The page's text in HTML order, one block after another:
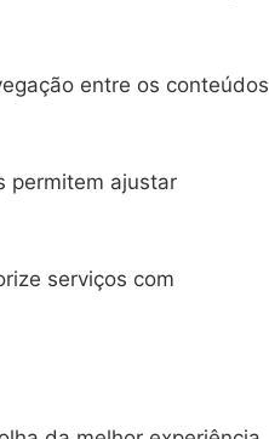
entre os conteúdos
permitem ajustar
serviços com